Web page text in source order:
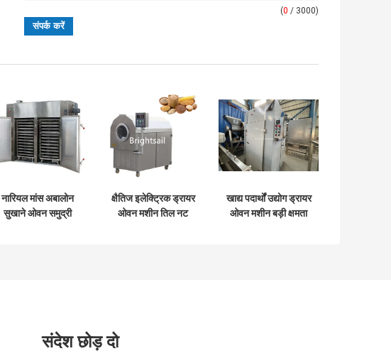
(0 / 3000)
नारियल मांस अबालोन
सुखाने ओवन समुद्री
क्षैतिज इलेक्ट्रिक ड्रायर
ओवन मशीन तिल नट
खाद्य पदार्थों उद्योग ड्रायर
ओवन मशीन बड़ी क्षमता
संदेश छोड़ दो